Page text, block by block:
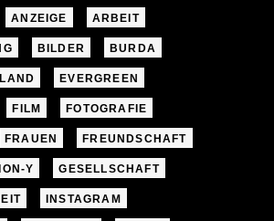
ANZEIGE ARBEIT
BILDER BURDA
EVERGREEN
FILM FOTOGRAFIE
FRAUEN FREUNDSCHAFT
Y GESELLSCHAFT
INSTAGRAM